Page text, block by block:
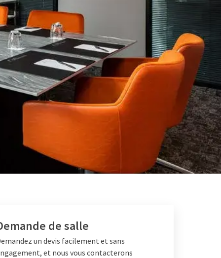
de salle
un devis facilement et sans
et nous vous contacterons